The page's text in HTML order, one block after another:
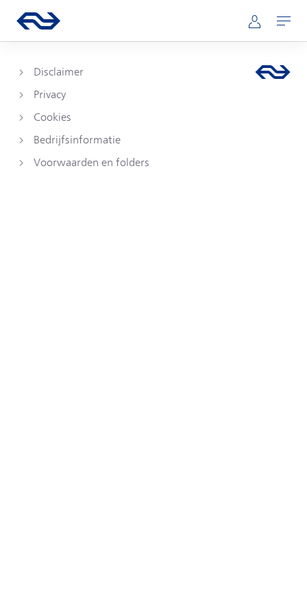
Hoofdnavigatie
Ga naar de homepage van ns.nl Mijn NS
Openen
Disclaimer
Privacy
Cookies
Bedrijfsinformatie
Voorwaarden en folders